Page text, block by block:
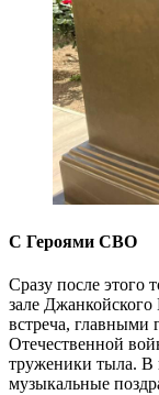
С Героями СВО
Сразу после этого
зале
встреча, главными
Отечественной
труженики тыла. В
музыкальные